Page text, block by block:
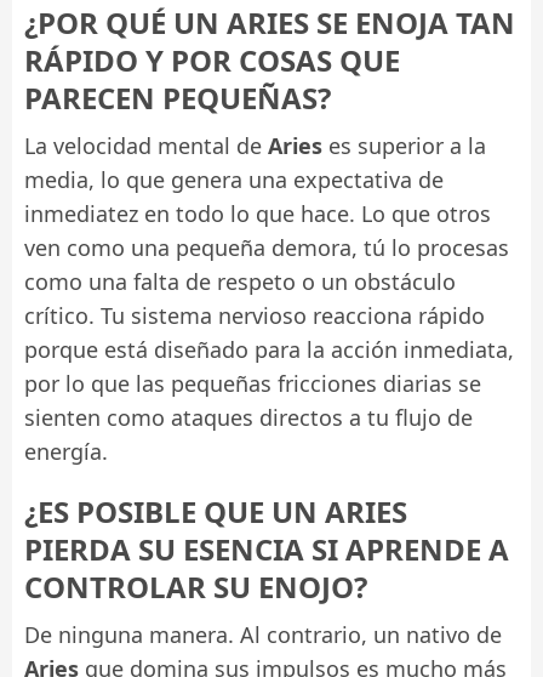
¿POR QUÉ UN ARIES SE ENOJA TAN
RÁPIDO Y POR COSAS QUE
PARECEN PEQUEÑAS?
La velocidad mental de Aries es superior a la
media, lo que genera una expectativa de
inmediatez en todo lo que hace. Lo que otros
ven como una pequeña demora, tú lo procesas
como una falta de respeto o un obstáculo
crítico. Tu sistema nervioso reacciona rápido
porque está diseñado para la acción inmediata,
por lo que las pequeñas fricciones diarias se
sienten como ataques directos a tu flujo de
energía.
¿ES POSIBLE QUE UN ARIES
PIERDA SU ESENCIA SI APRENDE A
CONTROLAR SU ENOJO?
De ninguna manera. Al contrario, un nativo de
Aries que domina sus impulsos es mucho más